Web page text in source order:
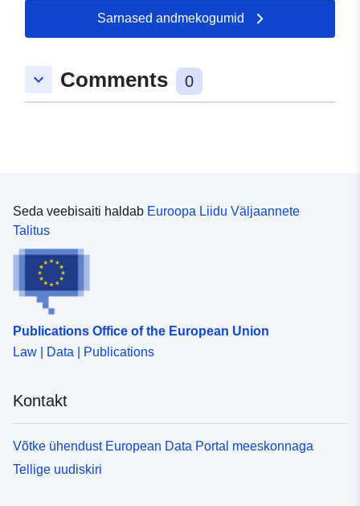
Sarnased andmekogumid
keyboard_arrow_down Comments 0
Seda veebisaiti haldab Euroopa Liidu Väljaannete
Talitus
Publications Office of the European Union
Law | Data | Publications
Kontakt
Võtke ühendust European Data Portal meeskonnaga
Tellige uudiskiri